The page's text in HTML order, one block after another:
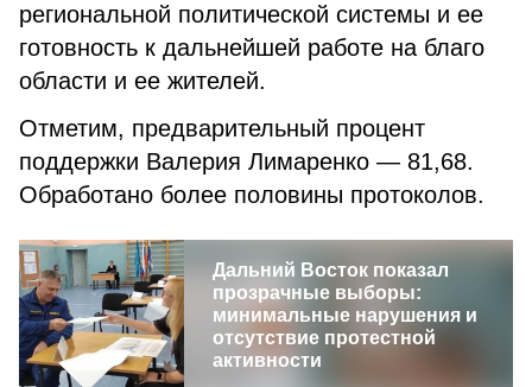
региональной политической системы и ее
готовность к дальнейшей работе на благо
области и ее жителей.
Отметим, предварительный процент
поддержки Валерия Лимаренко — 81,68.
Обработано более половины протоколов.
Дальний Восток показал
прозрачные выборы:
минимальные нарушения и
отсутствие протестной
активности